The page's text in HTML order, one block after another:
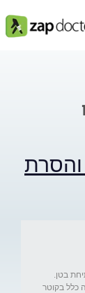
בטן.
כלל בקוטר